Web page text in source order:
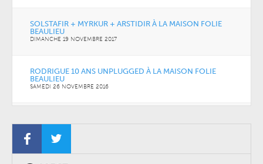
SOLSTAFIR + MYRKUR + ARSTIDIR À LA MAISON FOLIE
BEAULIEU
DIMANCHE 19 NOVEMBRE 2017
RODRIGUE 10 ANS UNPLUGGED À LA MAISON FOLIE
BEAULIEU
SAMEDI 26 NOVEMBRE 2016
MAISON FOLIE BEAULIEU – TOUR DE CHAUFFE
VENDREDI 09 NOVEMBRE 2012